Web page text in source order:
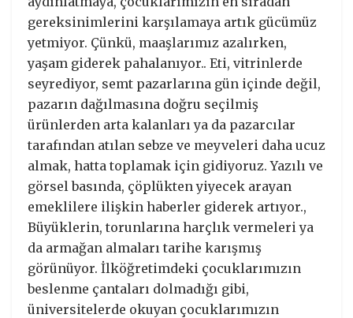
gereksinimlerini karşılamaya artık gücümüz
yetmiyor. Çünkü, maaşlarımız azalırken,
yaşam giderek pahalanıyor.. Eti, vitrinlerde
seyrediyor, semt pazarlarına gün içinde değil,
pazarın dağılmasına doğru seçilmiş
ürünlerden arta kalanları ya da pazarcılar
tarafından atılan sebze ve meyveleri daha ucuz
almak, hatta toplamak için gidiyoruz. Yazılı ve
görsel basında, çöplükten yiyecek arayan
emeklilere ilişkin haberler giderek artıyor.,
Büyüklerin, torunlarına harçlık vermeleri ya
da armağan almaları tarihe karışmış
görünüyor. İlköğretimdeki çocuklarımızın
beslenme çantaları dolmadığı gibi,
üniversitelerde okuyan çocuklarımızın